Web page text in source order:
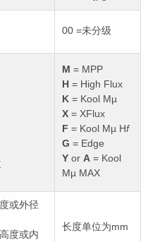
00 =未分级
M = MPP
H = High Flux
K = Kool Mµ
X = XFlux
F = Kool Mµ Hf
G = Edge
Y or A = Kool
Mµ MAX
或外径
度或内
长度单位为mm